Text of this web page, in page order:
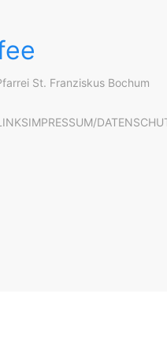
St. Franziskus Bochum
IMPRESSUM/